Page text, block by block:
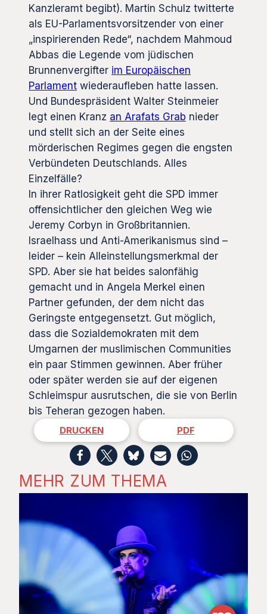
Kanzleramt begibt). Martin Schulz twitterte
als EU-Parlamentsvorsitzender von einer
„inspirierenden Rede“, nachdem Mahmoud
Abbas die Legende vom jüdischen
Brunnenvergifter im Europäischen
Parlament wiederaufleben hatte lassen.
Und Bundespräsident Walter Steinmeier
legt einen Kranz an Arafats Grab nieder
und stellt sich an der Seite eines
mörderischen Regimes gegen die engsten
Verbündeten Deutschlands. Alles
Einzelfälle?
In ihrer Ratlosigkeit geht die SPD immer
offensichtlicher den gleichen Weg wie
Jeremy Corbyn in Großbritannien.
Israelhass und Anti-Amerikanismus sind –
leider – kein Alleinstellungsmerkmal der
SPD. Aber sie hat beides salonfähig
gemacht und in Angela Merkel einen
Partner gefunden, der dem nicht das
Geringste entgegensetzt. Gut möglich,
dass die Sozialdemokraten mit dem
Umgarnen der muslimischen Communities
ein paar Stimmen gewinnen. Aber früher
oder später werden sie auf der eigenen
Schleimspur ausrutschen, die sie von Berlin
bis Teheran gezogen haben.
DRUCKEN PDF
MEHR ZUM THEMA